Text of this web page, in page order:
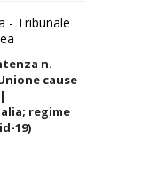
- Tribunale
n.
cause
regime
19)